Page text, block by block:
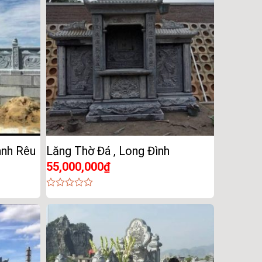
Rêu
Lăng Thờ Đá , Long Đình
55,000,000₫
0
out
5